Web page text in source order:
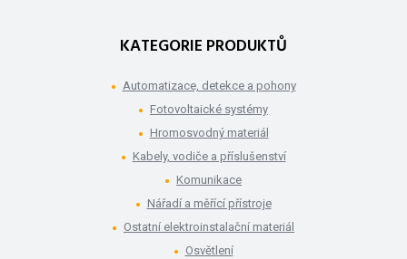
KATEGORIE PRODUKTŮ
Automatizace, detekce a pohony
Fotovoltaické systémy
Hromosvodný materiál
Kabely, vodiče a příslušenství
Komunikace
Nářadí a měřící přístroje
Ostatní elektroinstalační materiál
Osvětlení